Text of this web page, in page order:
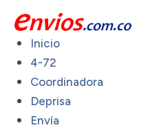
Inicio
4-72
Coordinadora
Deprisa
Envía